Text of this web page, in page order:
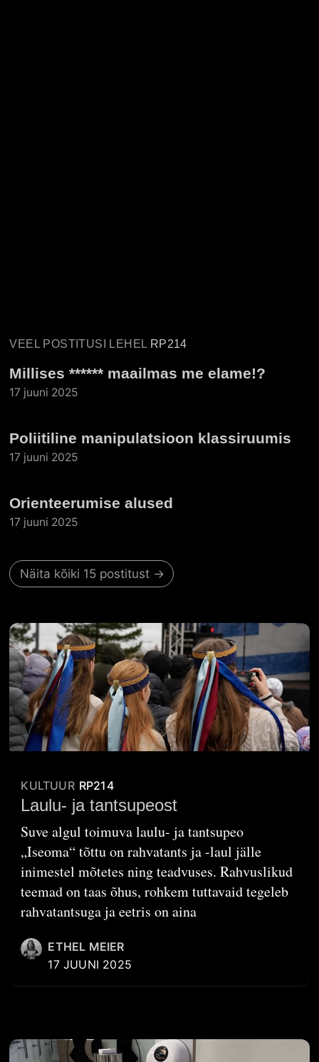
VEEL POSTITUSI LEHEL RP214
Millises ****** maailmas me elame!?
17 juuni 2025
Poliitiline manipulatsioon klassiruumis
17 juuni 2025
Orienteerumise alused
17 juuni 2025
Näita kõiki 15 postitust →
KULTUUR RP214
Laulu- ja tantsupeost
Suve algul toimuva laulu- ja tantsupeo
„Iseoma“ tõttu on rahvatants ja -laul jälle
inimestel mõtetes ning teadvuses. Rahvuslikud
teemad on taas õhus, rohkem tuttavaid tegeleb
rahvatantsuga ja eetris on aina
ETHEL MEIER
17 JUUNI 2025